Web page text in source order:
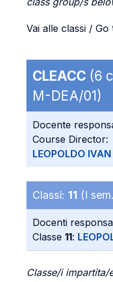
Vai alle classi /
CLEACC (6
M-DEA/01)
Docente
Course Director:
LEOPOLDO
Classi: 11 (I
Docenti
Classe 11:
Classe/i impartita/